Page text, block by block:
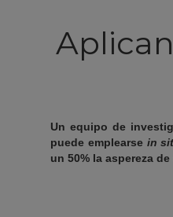
Un equipo de
puede emplearse in
un 50% la aspereza